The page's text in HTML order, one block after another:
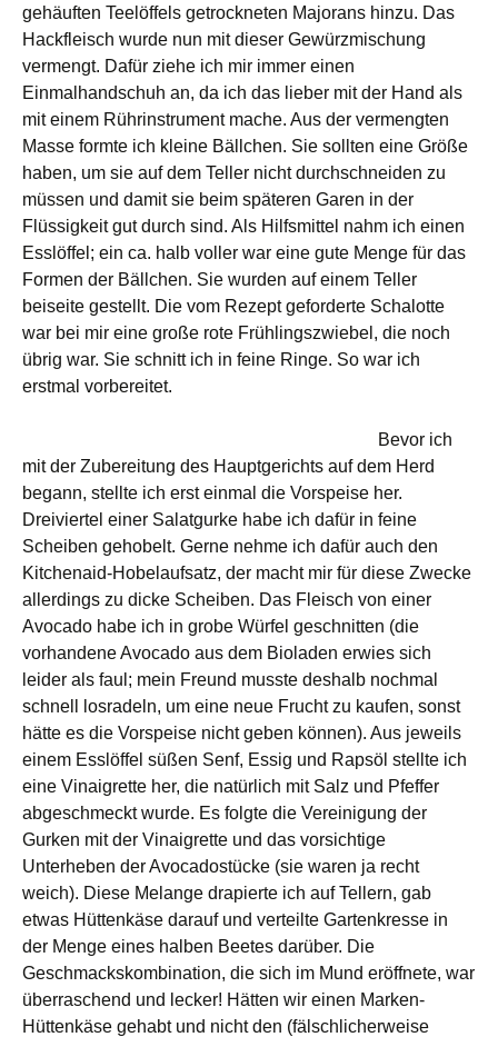
gehäuften Teelöffels getrockneten Majorans hinzu. Das
Hackfleisch wurde nun mit dieser Gewürzmischung
vermengt. Dafür ziehe ich mir immer einen
Einmalhandschuh an, da ich das lieber mit der Hand als
mit einem Rührinstrument mache. Aus der vermengten
Masse formte ich kleine Bällchen. Sie sollten eine Größe
haben, um sie auf dem Teller nicht durchschneiden zu
müssen und damit sie beim späteren Garen in der
Flüssigkeit gut durch sind. Als Hilfsmittel nahm ich einen
Esslöffel; ein ca. halb voller war eine gute Menge für das
Formen der Bällchen. Sie wurden auf einem Teller
beiseite gestellt. Die vom Rezept geforderte Schalotte
war bei mir eine große rote Frühlingszwiebel, die noch
übrig war. Sie schnitt ich in feine Ringe. So war ich
erstmal vorbereitet.
Bevor ich
mit der Zubereitung des Hauptgerichts auf dem Herd
begann, stellte ich erst einmal die Vorspeise her.
Dreiviertel einer Salatgurke habe ich dafür in feine
Scheiben gehobelt. Gerne nehme ich dafür auch den
Kitchenaid-Hobelaufsatz, der macht mir für diese Zwecke
allerdings zu dicke Scheiben. Das Fleisch von einer
Avocado habe ich in grobe Würfel geschnitten (die
vorhandene Avocado aus dem Bioladen erwies sich
leider als faul; mein Freund musste deshalb nochmal
schnell losradeln, um eine neue Frucht zu kaufen, sonst
hätte es die Vorspeise nicht geben können). Aus jeweils
einem Esslöffel süßen Senf, Essig und Rapsöl stellte ich
eine Vinaigrette her, die natürlich mit Salz und Pfeffer
abgeschmeckt wurde. Es folgte die Vereinigung der
Gurken mit der Vinaigrette und das vorsichtige
Unterheben der Avocadostücke (sie waren ja recht
weich). Diese Melange drapierte ich auf Tellern, gab
etwas Hüttenkäse darauf und verteilte Gartenkresse in
der Menge eines halben Beetes darüber. Die
Geschmackskombination, die sich im Mund eröffnete, war
überraschend und lecker! Hätten wir einen Marken-
Hüttenkäse gehabt und nicht den (fälschlicherweise